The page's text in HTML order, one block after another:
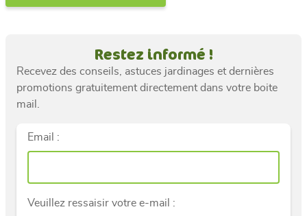
Restez informé !
Recevez des conseils, astuces jardinages et dernières
promotions gratuitement directement dans votre boite
mail.
Email :
Veuillez ressaisir votre e-mail :